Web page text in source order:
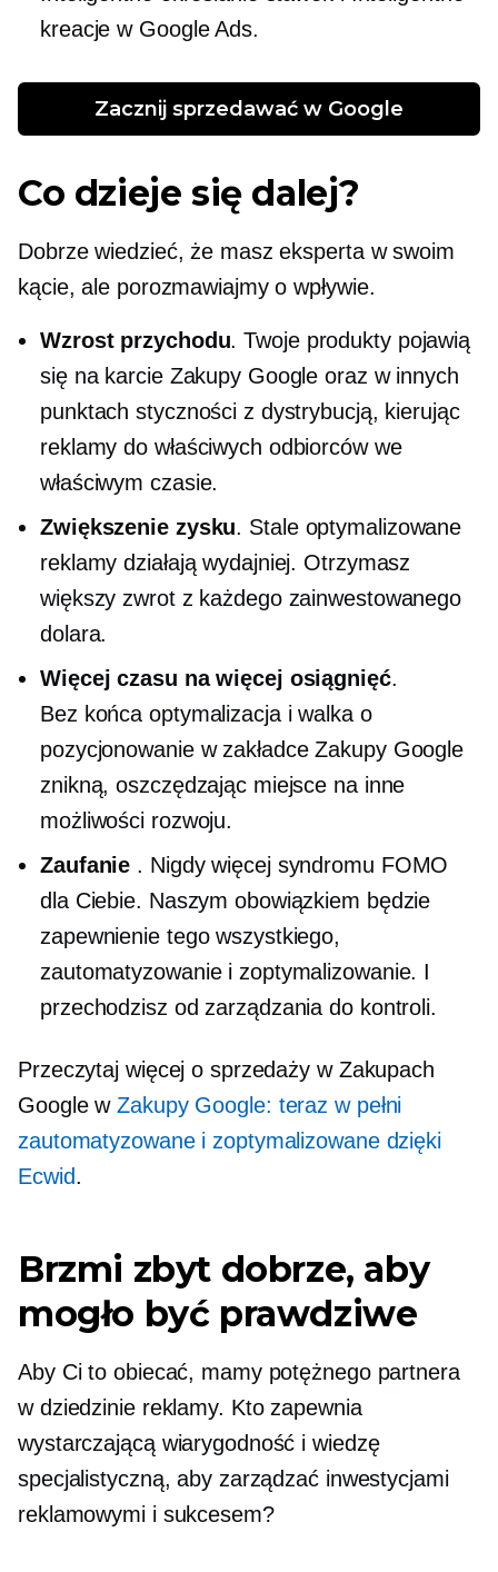
kreacje w Google Ads.
Zacznij sprzedawać w Google
Co dzieje się dalej?
Dobrze wiedzieć, że masz eksperta w swoim
kącie, ale porozmawiajmy o wpływie.
Wzrost przychodu. Twoje produkty pojawią
się na karcie Zakupy Google oraz w innych
punktach styczności z dystrybucją, kierując
reklamy do właściwych odbiorców we
właściwym czasie.
Zwiększenie zysku. Stale optymalizowane
reklamy działają wydajniej. Otrzymasz
większy zwrot z każdego zainwestowanego
dolara.
Więcej czasu na więcej osiągnięć.
Bez końca optymalizacja i walka o
pozycjonowanie w zakładce Zakupy Google
znikną, oszczędzając miejsce na inne
możliwości rozwoju.
Zaufanie . Nigdy więcej syndromu FOMO
dla Ciebie. Naszym obowiązkiem będzie
zapewnienie tego wszystkiego,
zautomatyzowanie i zoptymalizowanie. I
przechodzisz od zarządzania do kontroli.
Przeczytaj więcej o sprzedaży w Zakupach
Google wZakupy Google: teraz w pełni
zautomatyzowane i zoptymalizowane dzięki
Ecwid.
Brzmi zbyt dobrze, aby
mogło być prawdziwe
Aby Ci to obiecać, mamy potężnego partnera
w dziedzinie reklamy. Kto zapewnia
wystarczającą wiarygodność i wiedzę
specjalistyczną, aby zarządzać inwestycjami
reklamowymi i sukcesem?